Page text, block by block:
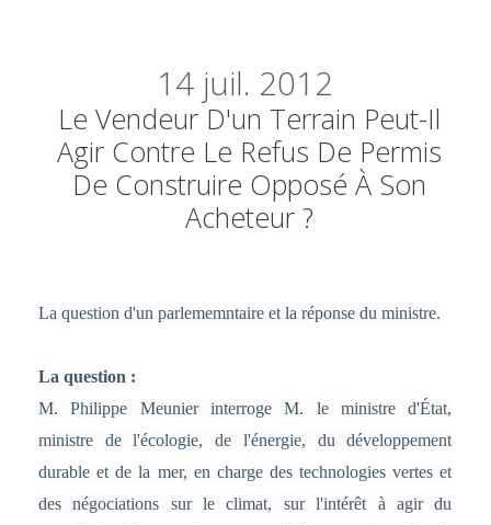
14 juil. 2012
Le Vendeur D'un Terrain Peut-Il
Agir Contre Le Refus De Permis
De Construire Opposé À Son
Acheteur ?
La question d'un parlememntaire et la réponse du ministre.
La question :
M. Philippe Meunier interroge M. le ministre d'État,
ministre de l'écologie, de l'énergie, du développement
durable et de la mer, en charge des technologies vertes et
des négociations sur le climat, sur l'intérêt à agir du